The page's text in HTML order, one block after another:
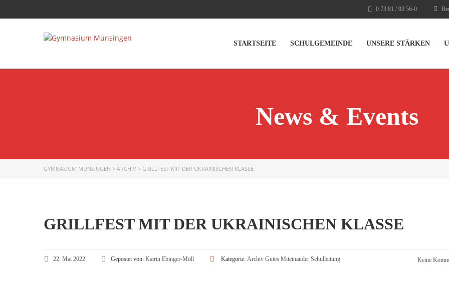
0 73 81 / 93 56-0
STARTSEITE SCHULGEMEINDE UNSERE STÄRKEN
News & Events
GYMNASIUM MÜNSINGEN > ARCHIV > GRILLFEST MIT DER UKRAINISCHEN KLASSE
GRILLFEST MIT DER UKRAINISCHEN KLASSE
22. Mai 2022 Gepostet von: Katrin Ebinger-Möll Kategorie: Archiv Gutes Miteinander Schulleitung Keine